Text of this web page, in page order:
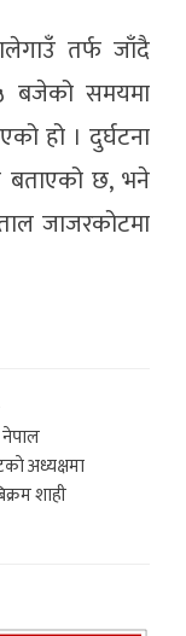
तर्फ जाँदै
बजेको समयमा
हो । दुर्घटना
बताएको छ, भने
जाजरकोटमा
नेपाल
अध्यक्षमा
शाही